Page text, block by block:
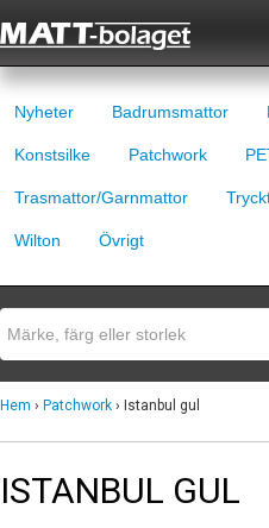
Nyheter Badrumsmattor
Konstsilke Patchwork
Trasmattor/Garnmattor
Wilton Övrigt
Hem › Patchwork › Istanbul gul
ISTANBUL GUL